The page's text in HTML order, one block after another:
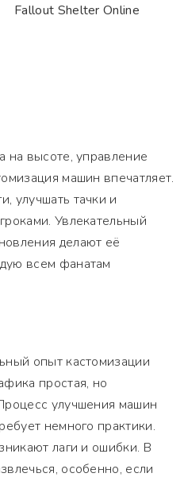
Fallout Shelter Online
на высоте, управление
машин впечатляет.
улучшать тачки и
Увлекательный
делают её
всем фанатам
опыт кастомизации
простая, но
улучшения машин
немного практики.
лаги и ошибки. В
особенно, если